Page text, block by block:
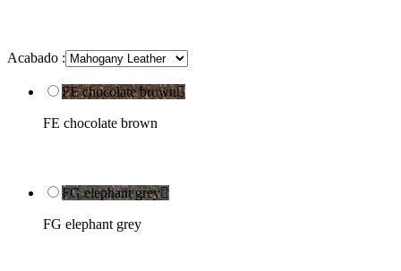
Acabado :
FE chocolate brown
FE chocolate brown
FG elephant grey
FG elephant grey